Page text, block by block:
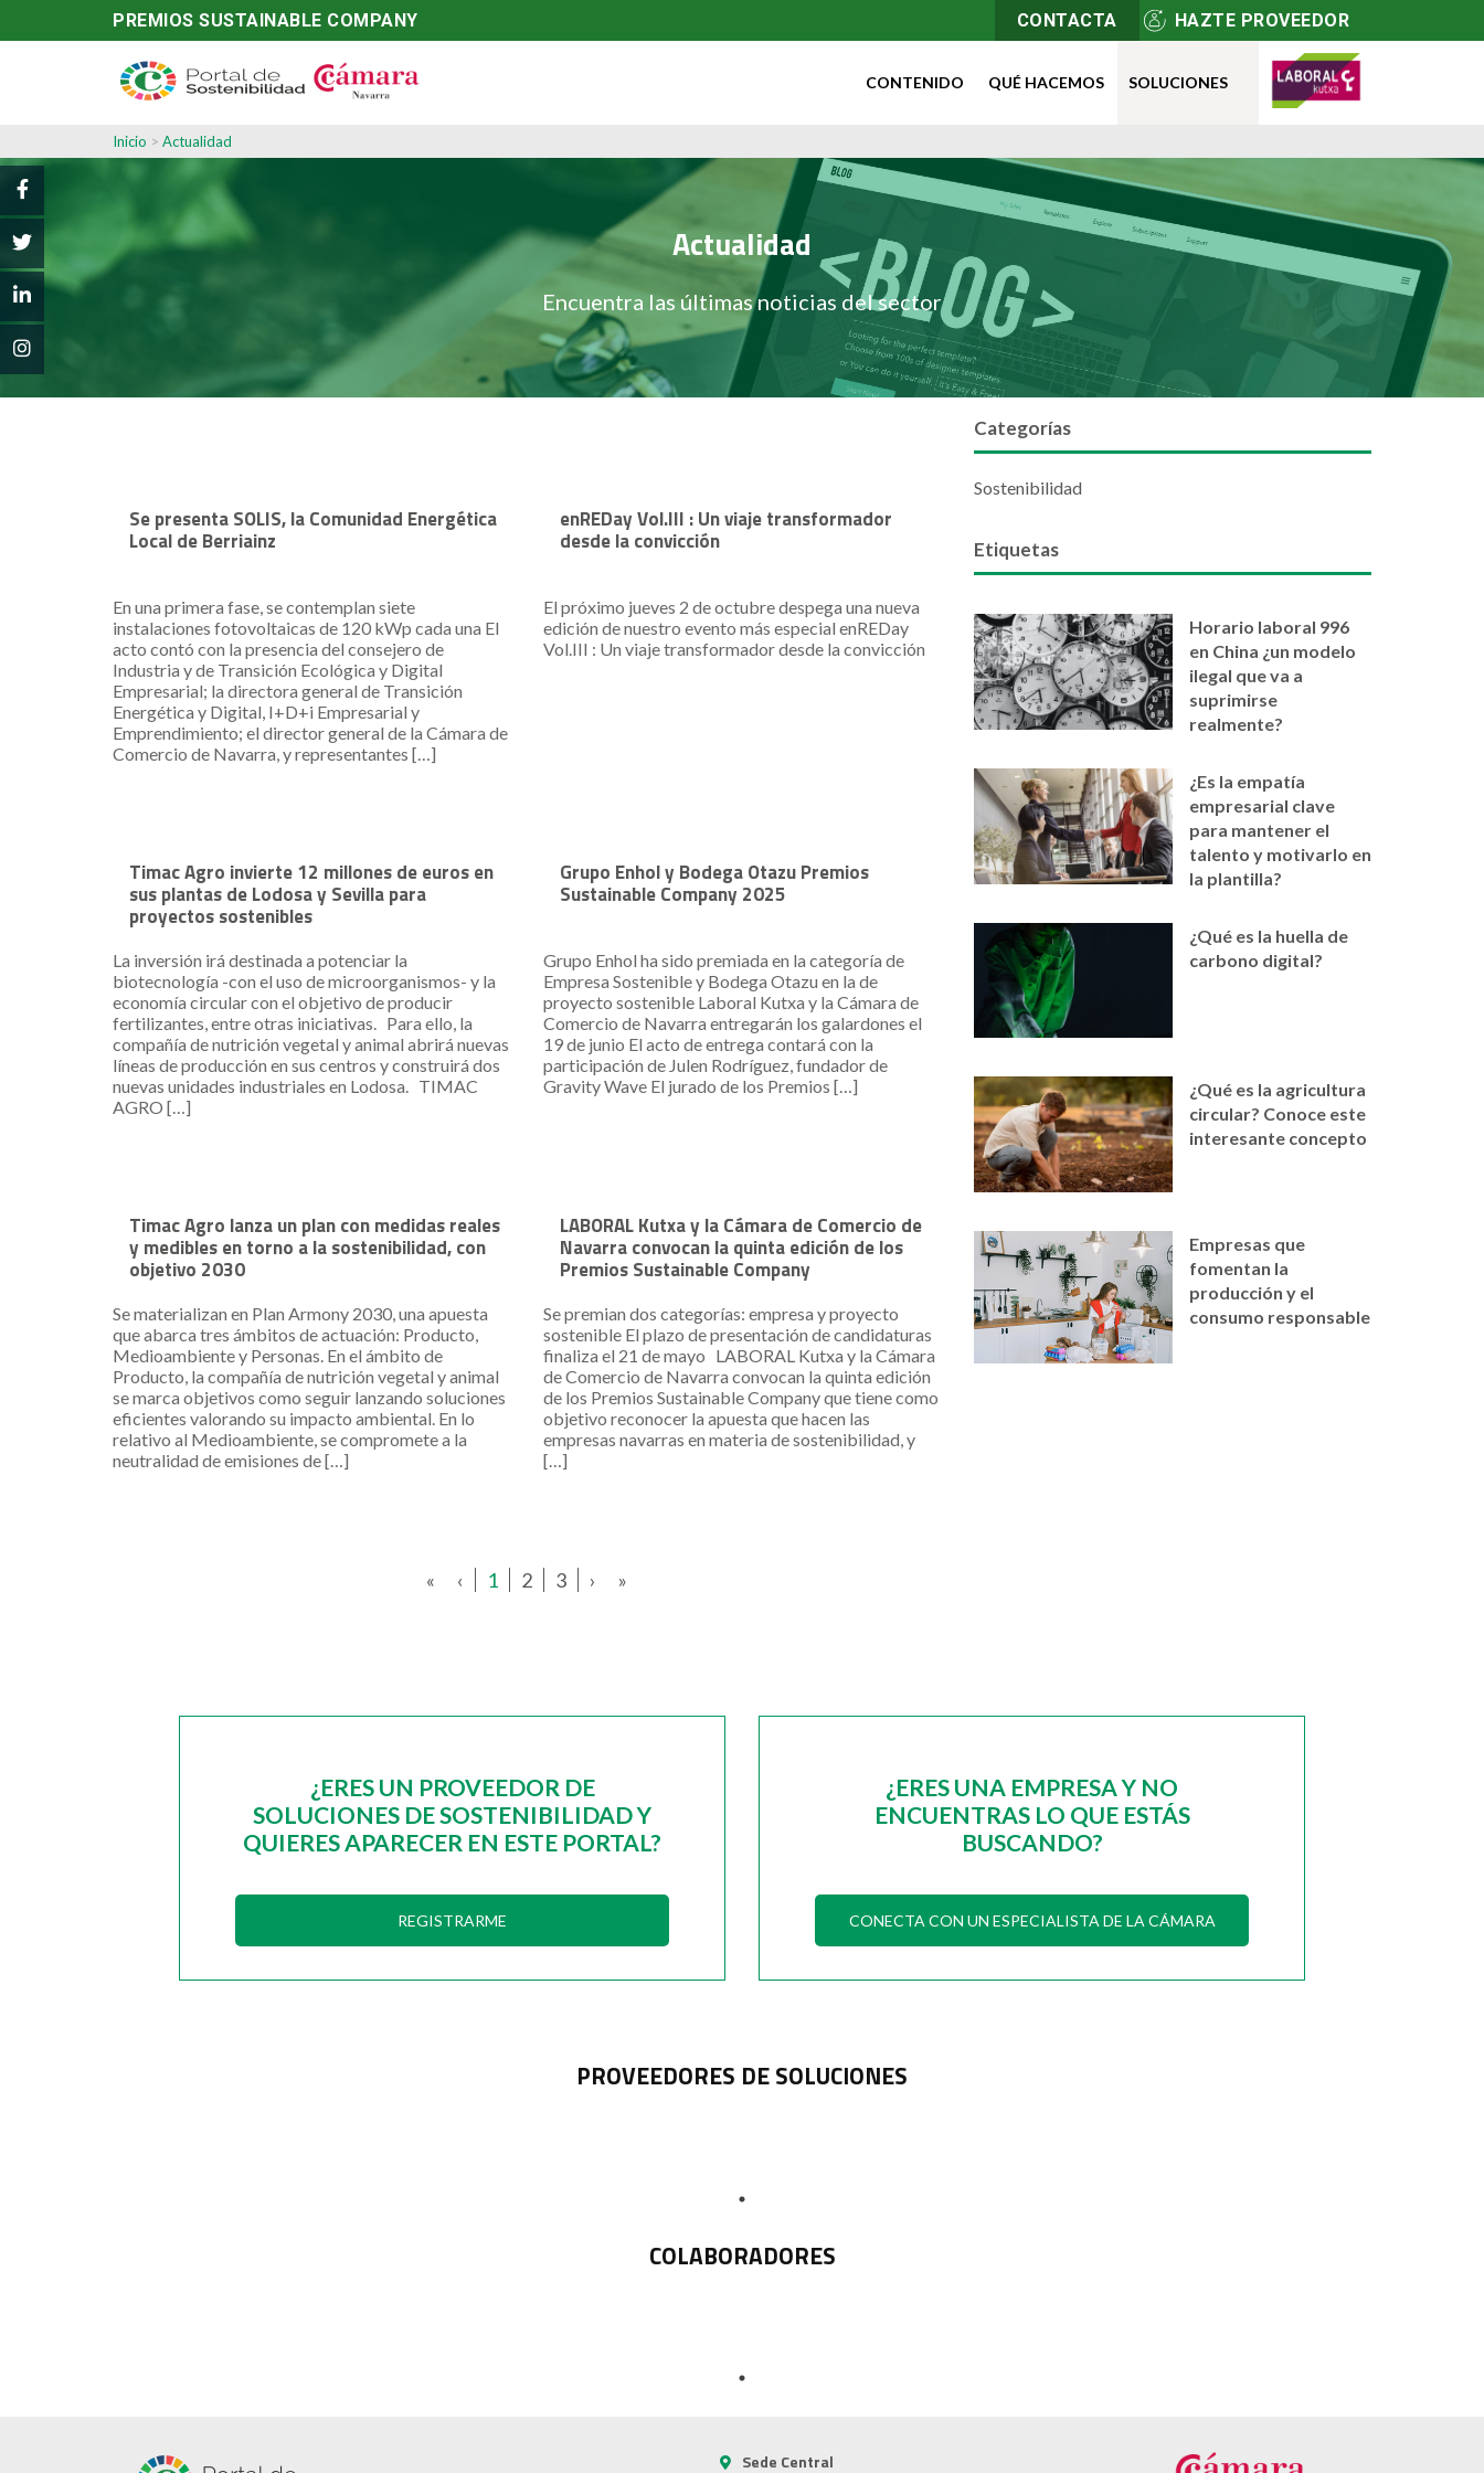
PREMIOS SUSTAINABLE COMPANY CONTACTA HAZTE PROVEEDOR
CONTENIDO QUÉ HACEMOS SOLUCIONES
Inicio > Actualidad
Actualidad
Encuentra las últimas noticias del sector
Se presenta SOLIS, la Comunidad Energética
Local de Berriainz
En una primera fase, se contemplan siete
instalaciones fotovoltaicas de 120 kWp cada una El
acto contó con la presencia del consejero de
Industria y de Transición Ecológica y Digital
Empresarial; la directora general de Transición
Energética y Digital, I+D+i Empresarial y
Emprendimiento; el director general de la Cámara de
Comercio de Navarra, y representantes […]
enREDay Vol.III : Un viaje transformador
desde la convicción
El próximo jueves 2 de octubre despega una nueva
edición de nuestro evento más especial enREDay
Vol.III : Un viaje transformador desde la convicción
Timac Agro invierte 12 millones de euros en
sus plantas de Lodosa y Sevilla para
proyectos sostenibles
La inversión irá destinada a potenciar la
biotecnología -con el uso de microorganismos- y la
economía circular con el objetivo de producir
fertilizantes, entre otras iniciativas. Para ello, la
compañía de nutrición vegetal y animal abrirá nuevas
líneas de producción en sus centros y construirá dos
nuevas unidades industriales en Lodosa. TIMAC
AGRO […]
Grupo Enhol y Bodega Otazu Premios
Sustainable Company 2025
Grupo Enhol ha sido premiada en la categoría de
Empresa Sostenible y Bodega Otazu en la de
proyecto sostenible Laboral Kutxa y la Cámara de
Comercio de Navarra entregarán los galardones el
19 de junio El acto de entrega contará con la
participación de Julen Rodríguez, fundador de
Gravity Wave El jurado de los Premios […]
Timac Agro lanza un plan con medidas reales
y medibles en torno a la sostenibilidad, con
objetivo 2030
Se materializan en Plan Armony 2030, una apuesta
que abarca tres ámbitos de actuación: Producto,
Medioambiente y Personas. En el ámbito de
Producto, la compañía de nutrición vegetal y animal
se marca objetivos como seguir lanzando soluciones
eficientes valorando su impacto ambiental. En lo
relativo al Medioambiente, se compromete a la
neutralidad de emisiones de […]
LABORAL Kutxa y la Cámara de Comercio de
Navarra convocan la quinta edición de los
Premios Sustainable Company
Se premian dos categorías: empresa y proyecto
sostenible El plazo de presentación de candidaturas
finaliza el 21 de mayo LABORAL Kutxa y la Cámara
de Comercio de Navarra convocan la quinta edición
de los Premios Sustainable Company que tiene como
objetivo reconocer la apuesta que hacen las
empresas navarras en materia de sostenibilidad, y
[…]
« ‹ 1 2 3 › »
Categorías
Sostenibilidad
Etiquetas
Horario laboral 996
en China ¿un modelo
ilegal que va a
suprimirse
realmente?
¿Es la empatía
empresarial clave
para mantener el
talento y motivarlo en
la plantilla?
¿Qué es la huella de
carbono digital?
¿Qué es la agricultura
circular? Conoce este
interesante concepto
Empresas que
fomentan la
producción y el
consumo responsable
¿ERES UN PROVEEDOR DE
SOLUCIONES DE SOSTENIBILIDAD Y
QUIERES APARECER EN ESTE PORTAL?
REGISTRARME
¿ERES UNA EMPRESA Y NO
ENCUENTRAS LO QUE ESTÁS
BUSCANDO?
CONECTA CON UN ESPECIALISTA DE LA CÁMARA
PROVEEDORES DE SOLUCIONES
COLABORADORES
Sede Central